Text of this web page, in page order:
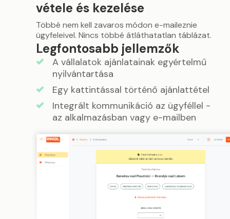
vétele és kezelése
Többé nem kell zavaros módon e-maileznie
ügyfeleivel. Nincs többé átláthatatlan táblázat.
Legfontosabb jellemzők
A vállalatok ajánlatainak egyértelmű
nyilvántartása
Egy kattintással történő ajánlattétel
Integrált kommunikáció az ügyféllel -
az alkalmazásban vagy e-mailben